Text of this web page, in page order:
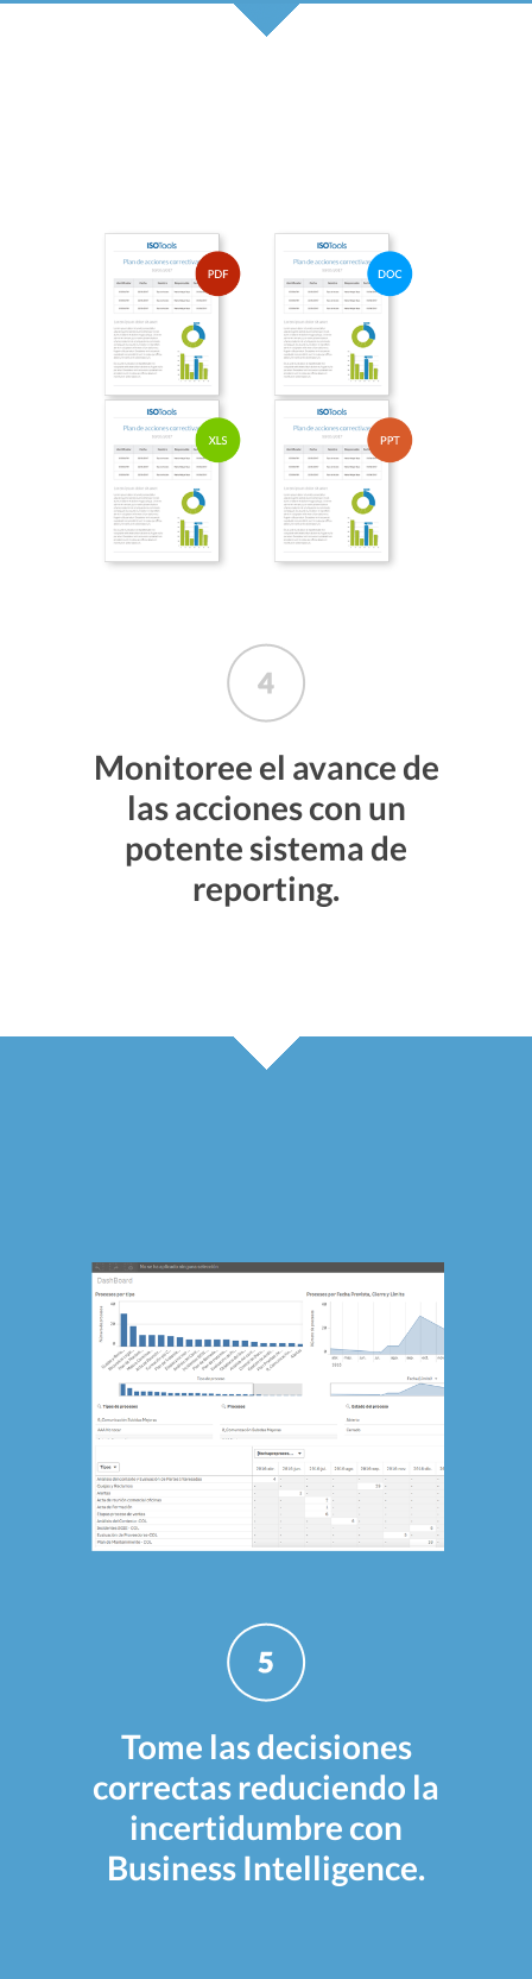
Monitoree el avance de
las acciones con un
potente sistema de
reporting.
Tome las decisiones
correctas reduciendo la
incertidumbre con
Business Intelligence.